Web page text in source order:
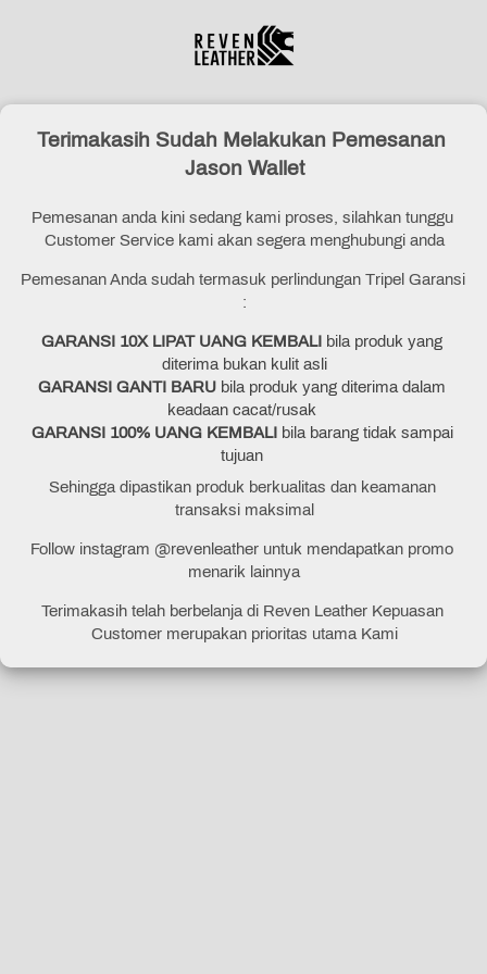
Terimakasih Sudah Melakukan Pemesanan
Jason Wallet
Pemesanan anda kini sedang kami proses, silahkan tunggu
Customer Service kami akan segera menghubungi anda
Pemesanan Anda sudah termasuk perlindungan Tripel Garansi
:
GARANSI 10X LIPAT UANG KEMBALI bila produk yang
diterima bukan kulit asli
GARANSI GANTI BARU bila produk yang diterima dalam
keadaan cacat/rusak
GARANSI 100% UANG KEMBALI bila barang tidak sampai
tujuan
Sehingga dipastikan produk berkualitas dan keamanan
transaksi maksimal
Follow instagram @revenleather untuk mendapatkan promo
menarik lainnya
Terimakasih telah berbelanja di Reven Leather Kepuasan
Customer merupakan prioritas utama Kami